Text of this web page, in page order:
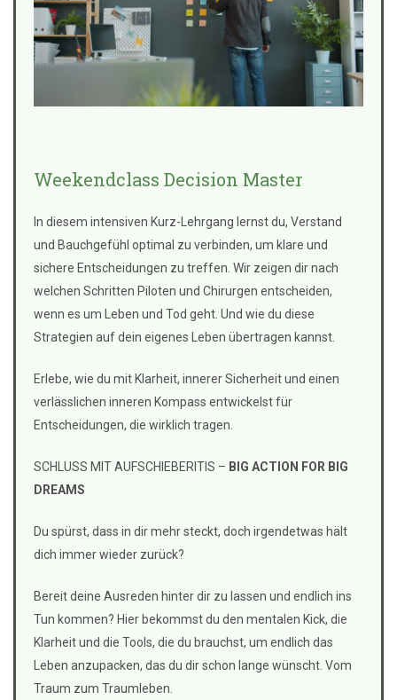
Weekendclass Decision Master
In diesem intensiven Kurz-Lehrgang lernst du, Verstand
und Bauchgefühl optimal zu verbinden, um klare und
sichere Entscheidungen zu treffen. Wir zeigen dir nach
welchen Schritten Piloten und Chirurgen entscheiden,
wenn es um Leben und Tod geht. Und wie du diese
Strategien auf dein eigenes Leben übertragen kannst.
Erlebe, wie du mit Klarheit, innerer Sicherheit und einen
verlässlichen inneren Kompass entwickelst für
Entscheidungen, die wirklich tragen.
SCHLUSS MIT AUFSCHIEBERITIS – BIG ACTION FOR BIG
DREAMS
Du spürst, dass in dir mehr steckt, doch irgendetwas hält
dich immer wieder zurück?
Bereit deine Ausreden hinter dir zu lassen und endlich ins
Tun kommen? Hier bekommst du den mentalen Kick, die
Klarheit und die Tools, die du brauchst, um endlich das
Leben anzupacken, das du dir schon lange wünscht. Vom
Traum zum Traumleben.